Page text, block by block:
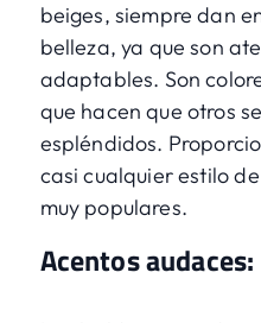
beiges, siempre dan
belleza, ya que son
adaptables. Son
que hacen que otros
espléndidos.
casi cualquier estilo
muy populares.
Acentos audaces: